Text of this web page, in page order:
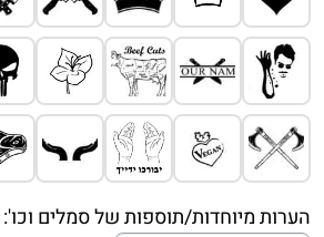
הערות מיוחדות/תוספות של סמלים וכו':